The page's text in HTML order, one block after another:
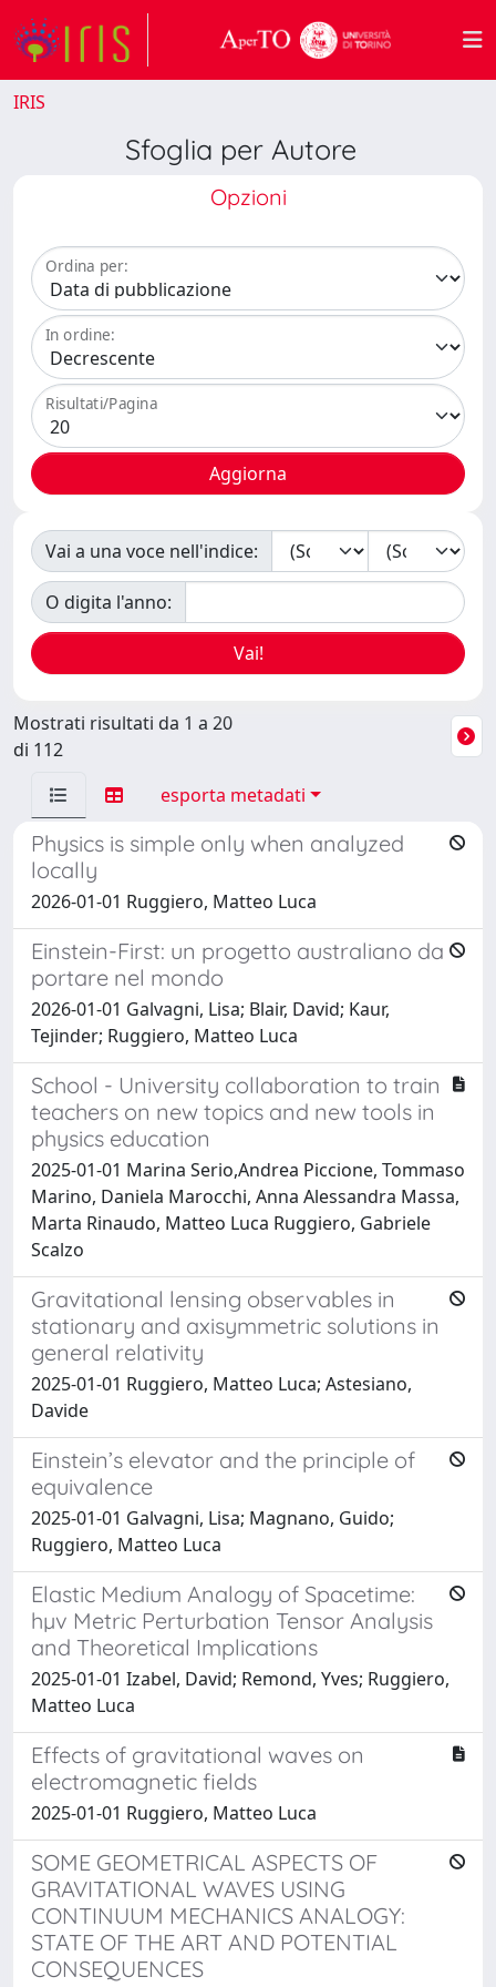
IRIS
Sfoglia per Autore
Opzioni
Ordina per:
In ordine:
Risultati/Pagina
Vai a una voce nell'indice:
O digita l'anno:
Mostrati risultati da 1 a 20
di 112
esporta metadati
Physics is simple only when analyzed
locally
2026-01-01 Ruggiero, Matteo Luca
Einstein-First: un progetto australiano da
portare nel mondo
2026-01-01 Galvagni, Lisa; Blair, David; Kaur,
Tejinder; Ruggiero, Matteo Luca
School - University collaboration to train
teachers on new topics and new tools in
physics education
2025-01-01 Marina Serio,Andrea Piccione, Tommaso
Marino, Daniela Marocchi, Anna Alessandra Massa,
Marta Rinaudo, Matteo Luca Ruggiero, Gabriele
Scalzo
Gravitational lensing observables in
stationary and axisymmetric solutions in
general relativity
2025-01-01 Ruggiero, Matteo Luca; Astesiano,
Davide
Einstein’s elevator and the principle of
equivalence
2025-01-01 Galvagni, Lisa; Magnano, Guido;
Ruggiero, Matteo Luca
Elastic Medium Analogy of Spacetime:
hµv Metric Perturbation Tensor Analysis
and Theoretical Implications
2025-01-01 Izabel, David; Remond, Yves; Ruggiero,
Matteo Luca
Effects of gravitational waves on
electromagnetic fields
2025-01-01 Ruggiero, Matteo Luca
SOME GEOMETRICAL ASPECTS OF
GRAVITATIONAL WAVES USING
CONTINUUM MECHANICS ANALOGY:
STATE OF THE ART AND POTENTIAL
CONSEQUENCES